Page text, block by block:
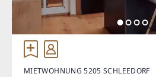
MIETWOHNUNG 5205 SCHLEEDORF